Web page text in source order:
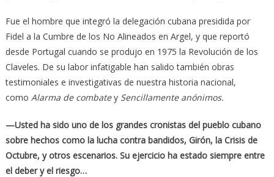
Fue el hombre que integró la delegación cubana presidida por
Fidel a la Cumbre de los No Alineados en Argel, y que reportó
desde Portugal cuando se produjo en 1975 la Revolución de los
Claveles. De su labor infatigable han salido también obras
testimoniales e investigativas de nuestra historia nacional,
como Alarma de combatey Sencillamente anónimos.
—Usted ha sido uno de los grandes cronistas del pueblo cubano
sobre hechos como la lucha contra bandidos, Girón, la Crisis de
Octubre, y otros escenarios. Su ejercicio ha estado siempre entre
el deber y el riesgo…